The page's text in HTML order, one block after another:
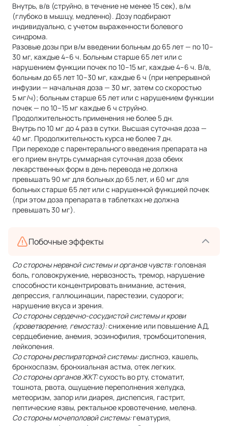
Внутрь, в/в (струйно, в течение не менее 15 сек), в/м
(глубоко в мышцу, медленно). Дозу подбирают
индивидуально, с учетом выраженности болевого
синдрома.
Разовые дозы при в/м введении больным до 65 лет — по 10–
30 мг, каждые 4–6 ч. Больным старше 65 лет или с
нарушением функции почек по 10–15 мг, каждые 4–6 ч. В/в,
больным до 65 лет 10–30 мг, каждые 6 ч (при непрерывной
инфузии — начальная доза — 30 мг, затем со скоростью
5 мг/ч); больным старше 65 лет или с нарушением функции
почек — по 10–15 мг каждые 6 ч струйно.
Продолжительность применения не более 5 дн.
Внутрь по 10 мг до 4 раз в сутки. Высшая суточная доза —
40 мг. Продолжительность курса не более 7 дн.
При переходе с парентерального введения препарата на
его прием внутрь суммарная суточная доза обеих
лекарственных форм в день перевода не должна
превышать 90 мг для больных до 65 лет, и 60 мг для
больных старше 65 лет или с нарушенной функцией почек
(при этом доза препарата в таблетках не должна
превышать 30 мг).
Побочные эффекты
Со стороны нервной системы и органов чувств:головная
боль, головокружение, нервозность, тремор, нарушение
способности концентрировать внимание, астения,
депрессия, галлюцинации, парестезии, судороги;
нарушение вкуса и зрения.
Со стороны сердечно-сосудистой системы и крови
(кроветворение, гемостаз):снижение или повышение АД,
сердцебиение, анемия, эозинофилия, тромбоцитопения,
лейкопения.
Со стороны респираторной системы:диспноэ, кашель,
бронхоспазм, бронхиальная астма, отек легких.
Со стороны органов ЖКТ:сухость во рту, стоматит,
тошнота, рвота, ощущение переполнения желудка,
метеоризм, запор или диарея, диспепсия, гастрит,
пептические язвы, ректальное кровотечение, мелена.
Со стороны мочеполовой системы:гематурия,